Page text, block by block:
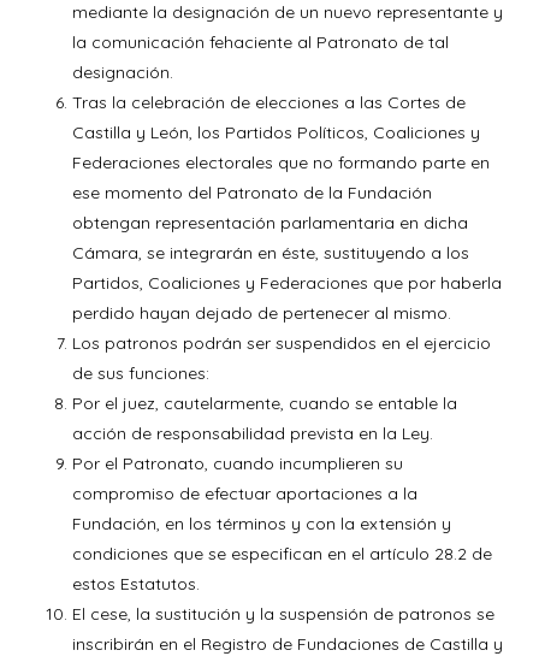
mediante la designación de un nuevo representante y
la comunicación fehaciente al Patronato de tal
designación.
Tras la celebración de elecciones a las Cortes de
Castilla y León, los Partidos Políticos, Coaliciones y
Federaciones electorales que no formando parte en
ese momento del Patronato de la Fundación
obtengan representación parlamentaria en dicha
Cámara, se integrarán en éste, sustituyendo a los
Partidos, Coaliciones y Federaciones que por haberla
perdido hayan dejado de pertenecer al mismo.
Los patronos podrán ser suspendidos en el ejercicio
de sus funciones:
Por el juez, cautelarmente, cuando se entable la
acción de responsabilidad prevista en la Ley.
Por el Patronato, cuando incumplieren su
compromiso de efectuar aportaciones a la
Fundación, en los términos y con la extensión y
condiciones que se especifican en el artículo 28.2 de
estos Estatutos.
El cese, la sustitución y la suspensión de patronos se
inscribirán en el Registro de Fundaciones de Castilla y